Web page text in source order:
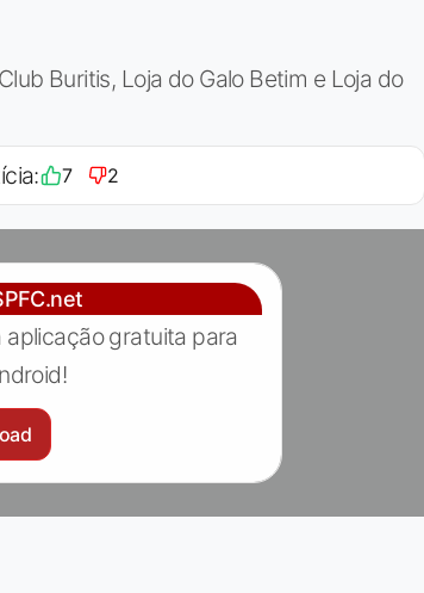
Buritis, Loja do Galo Betim e Loja do
7 2
aplicação gratuita para